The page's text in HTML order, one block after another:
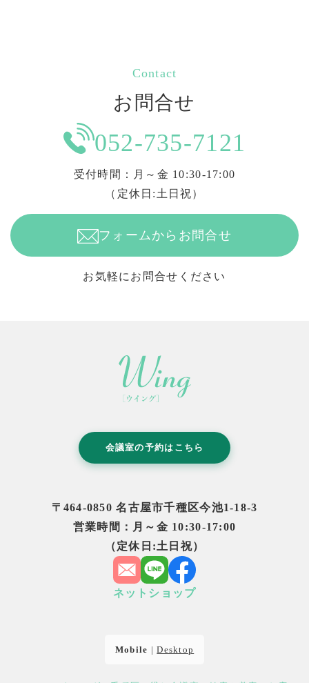
Contact
お問合せ
フォームからお問合せ
お気軽にお問合せください
052-735-7121
受付時間：月～金 10:30-17:00
（定休日:土日祝）
会議室の予約はこちら
〒464-0850 名古屋市千種区今池1-18-3
営業時間：月～金 10:30-17:00
（定休日:土日祝）
ネットショップ
Mobile |Desktop